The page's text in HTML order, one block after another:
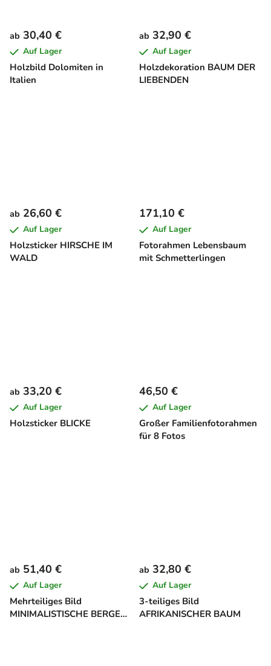
Holzbild Dolomiten in
Italien
ab 30,40 €
Auf Lager
Holzdekoration BAUM DER
LIEBENDEN
ab 32,90 €
Auf Lager
Holzsticker HIRSCHE IM
WALD
ab 26,60 €
Auf Lager
Fotorahmen Lebensbaum
mit Schmetterlingen
171,10 €
Auf Lager
Holzsticker BLICKE
ab 33,20 €
Auf Lager
Großer Familienfotorahmen
für 8 Fotos
46,50 €
Auf Lager
Mehrteiliges Bild
MINIMALISTISCHE BERGE
ab 51,40 €
Auf Lager
3-teiliges Bild
AFRIKANISCHER BAUM
ab 32,80 €
Auf Lager